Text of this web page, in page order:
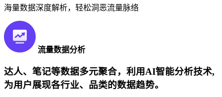
海量数据深度解析，轻松洞恶流量脉络
流量数据分析
达人、笔记等数据多元聚合，利用AI智能分析技术,
为用户展现各行业、品类的数据趋势。